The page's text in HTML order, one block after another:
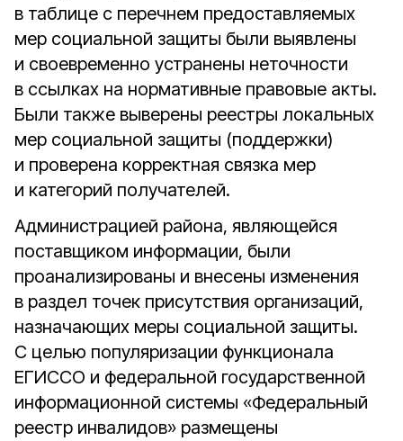
в таблице с перечнем предоставляемых
мер социальной защиты были выявлены
и своевременно устранены неточности
в ссылках на нормативные правовые акты.
Были также выверены реестры локальных
мер социальной защиты (поддержки)
и проверена корректная связка мер
и категорий получателей.
Администрацией района, являющейся
поставщиком информации, были
проанализированы и внесены изменения
в раздел точек присутствия организаций,
назначающих меры социальной защиты.
С целью популяризации функционала
ЕГИССО и федеральной государственной
информационной системы «Федеральный
реестр инвалидов» размещены